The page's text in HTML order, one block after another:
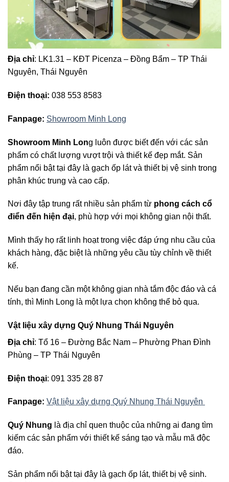
Địa chỉ: LK1.31 – KĐT Picenza – Đồng Bẩm – TP Thái
Nguyên, Thái Nguyên
Điện thoại: 038 553 8583
Fanpage: Showroom Minh Long
Showroom Minh Long luôn được biết đến với các sản
phẩm có chất lượng vượt trội và thiết kế đẹp mắt. Sản
phẩm nổi bật tại đây là gạch ốp lát và thiết bị vệ sinh trong
phân khúc trung và cao cấp.
Nơi đây tập trung rất nhiều sản phẩm từ phong cách cổ
điển đến hiện đại, phù hợp với mọi không gian nội thất.
Mình thấy họ rất linh hoạt trong việc đáp ứng nhu cầu của
khách hàng, đặc biệt là những yêu cầu tùy chỉnh về thiết
kế.
Nếu bạn đang cần một không gian nhà tắm độc đáo và cá
tính, thì Minh Long là một lựa chọn không thể bỏ qua.
Vật liệu xây dựng Quý Nhung Thái Nguyên
Địa chỉ: Tổ 16 – Đường Bắc Nam – Phường Phan Đình
Phùng – TP Thái Nguyên
Điện thoại: 091 335 28 87
Fanpage: Vật liệu xây dựng Quý Nhung Thái Nguyên
Quý Nhung là địa chỉ quen thuộc của những ai đang tìm
kiếm các sản phẩm với thiết kế sáng tạo và mẫu mã độc
đáo.
Sản phẩm nổi bật tại đây là gạch ốp lát, thiết bị vệ sinh.